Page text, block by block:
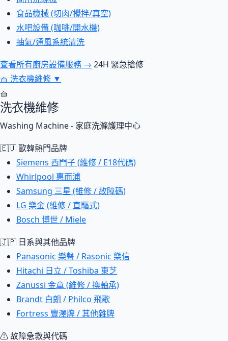
食品機械 (切肉/攪拌/真空)
水吧設備 (咖啡/開水機)
抽氣/通風系統清洗
查看所有廚房設備服務 → 24H 緊急搶修
🧺 洗衣機維修 ▼
🧺
洗衣機維修
Washing Machine - 家庭洗滌護理中心
🇪🇺 歐韓熱門品牌
Siemens 西門子 (維修 / E18代碼)
Whirlpool 惠而浦
Samsung 三星 (維修 / 故障碼)
LG 樂金 (維修 / 直驅式)
Bosch 博世 / Miele
🇯🇵 日系與其他品牌
Panasonic 樂聲 / Rasonic 樂信
Hitachi 日立 / Toshiba 東芝
Zanussi 金章 (維修 / 換軸承)
Brandt 白朗 / Philco 飛歌
Fortress 豐澤牌 / 其他雜牌
⚠ 故障急救與代碼